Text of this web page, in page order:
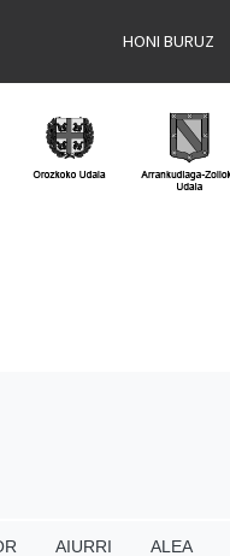
HONI BURUZ
AIURRI ALEA